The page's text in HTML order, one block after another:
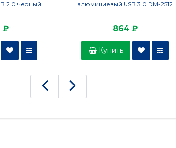
2.0 черный
₽
алюминиевый USB 3.0 DM-2512
864 ₽
Купить